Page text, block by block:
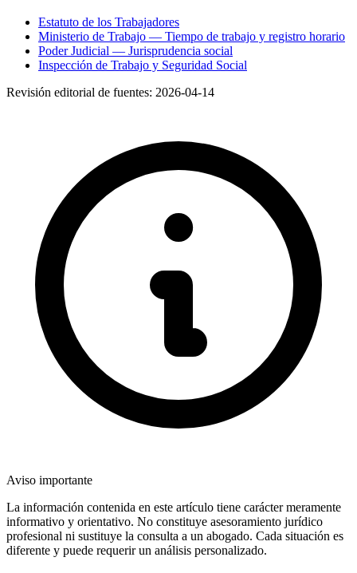
Estatuto de los Trabajadores
Ministerio de Trabajo — Tiempo de trabajo y registro horario
Poder Judicial — Jurisprudencia social
Inspección de Trabajo y Seguridad Social
Revisión editorial de fuentes: 2026-04-14
Aviso importante
La información contenida en este artículo tiene carácter meramente
informativo y orientativo. No constituye asesoramiento jurídico
profesional ni sustituye la consulta a un abogado. Cada situación es
diferente y puede requerir un análisis personalizado.